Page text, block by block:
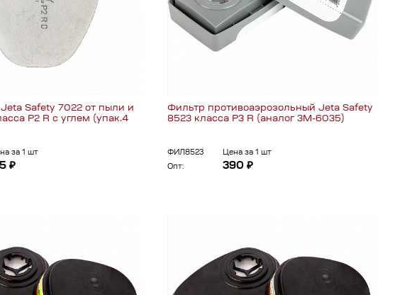
Safety 7022 от пыли и
P2 R с углем (упак.4
за 1 шт
₽
Фильтр противоаэрозольный Jeta Safety
8523 класса P3 R (аналог 3М-6035)
ФИЛ8523
Цена за 1 шт
Опт:
390 ₽